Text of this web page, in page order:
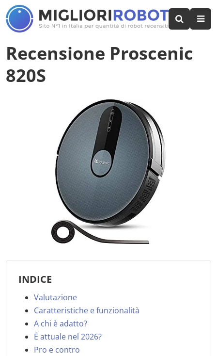
Recensione Proscenic
820S
INDICE
Valutazione
Caratteristiche e funzionalità
A chi è adatto?
È attuale nel 2026?
Pro e contro